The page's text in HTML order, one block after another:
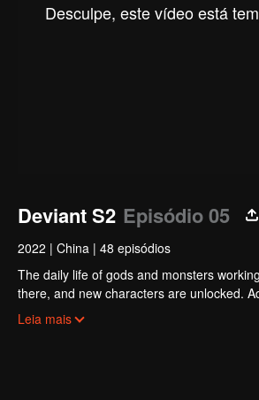
Desculpe, este vídeo está
Deviant S2 Episódio 05
2022 | China | 48 episódios
The daily life of gods and monsters
there, and new characters are unlocked.
billion times.
Leia mais